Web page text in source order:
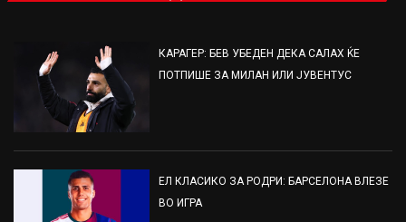
КАРАГЕР: БЕВ УБЕДЕН ДЕКА САЛАХ ЌЕ
ПОТПИШЕ ЗА МИЛАН ИЛИ ЈУВЕНТУС
ЕЛ КЛАСИКО ЗА РОДРИ: БАРСЕЛОНА ВЛЕЗЕ
ВО ИГРА